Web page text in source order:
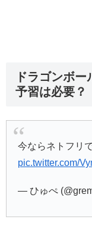
ドラゴンボ
予習は必要？
今ならネトフリ
pic.twitter.com/
— ひゅぺ